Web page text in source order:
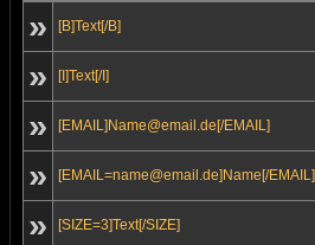
»
[B]Text[/B]
» [I]Text[/I]
» [EMAIL]Name@email.de[/EMAIL]
» [EMAIL=name@email.de]Name[/EMAIL]
» [SIZE=3]Text[/SIZE]